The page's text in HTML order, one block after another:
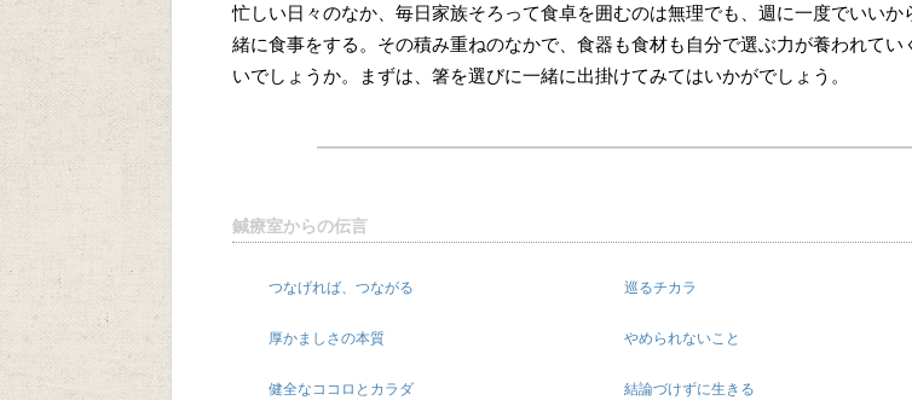
忙しい日々のなか、毎日家族そろって食卓を囲むのは無理でも、週に一度でいいか
緒に食事をする。その積み重ねのなかで、食器も食材も自分で選ぶ力が養われてい
いでしょうか。まずは、箸を選びに一緒に出掛けてみてはいかがでしょう。
鍼療室からの伝言
つなげれば、つながる 巡るチカラ
厚かましさの本質 やめられないこと
健全なココロとカラダ 結論づけずに生きる